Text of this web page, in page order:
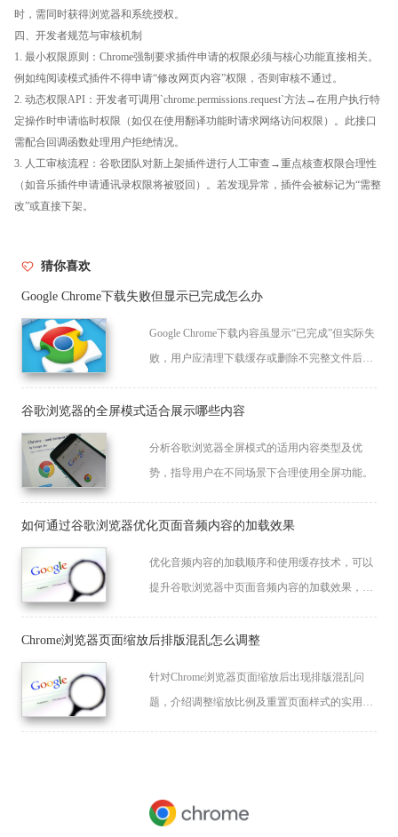
时，需同时获得浏览器和系统授权。
四、开发者规范与审核机制
1. 最小权限原则：Chrome强制要求插件申请的权限必须与核心功能直接相关。
例如纯阅读模式插件不得申请“修改网页内容”权限，否则审核不通过。
2. 动态权限API：开发者可调用`chrome.permissions.request`方法→在用户执行特
定操作时申请临时权限（如仅在使用翻译功能时请求网络访问权限）。此接口
需配合回调函数处理用户拒绝情况。
3. 人工审核流程：谷歌团队对新上架插件进行人工审查→重点核查权限合理性
（如音乐插件申请通讯录权限将被驳回）。若发现异常，插件会被标记为“需整
改”或直接下架。
猜你喜欢
Google Chrome下载失败但显示已完成怎么办
Google Chrome下载内容虽显示“已完成”但实际失
败，用户应清理下载缓存或删除不完整文件后重
谷歌浏览器的全屏模式适合展示哪些内容
分析谷歌浏览器全屏模式的适用内容类型及优
势，指导用户在不同场景下合理使用全屏功能。
如何通过谷歌浏览器优化页面音频内容的加载效果
优化音频内容的加载顺序和使用缓存技术，可以
提升谷歌浏览器中页面音频内容的加载效果，确
Chrome浏览器页面缩放后排版混乱怎么调整
针对Chrome浏览器页面缩放后出现排版混乱问
题，介绍调整缩放比例及重置页面样式的实用技